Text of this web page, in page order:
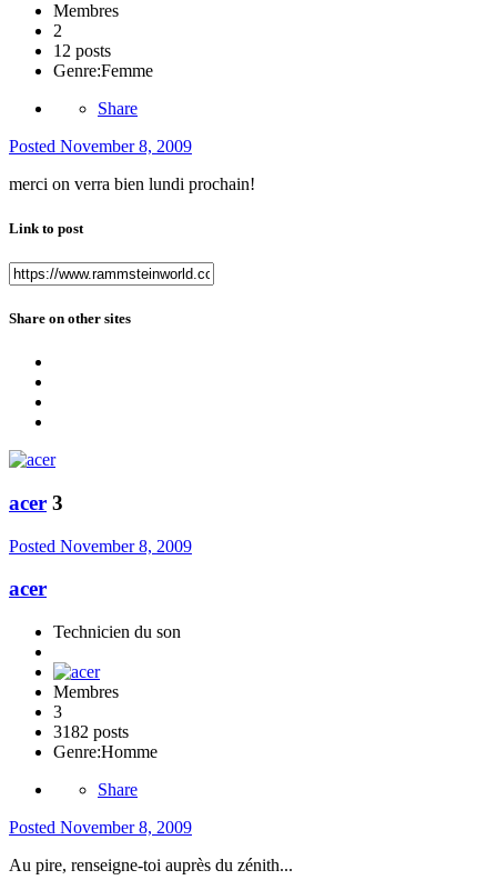
Membres
2
12 posts
Genre:Femme
Share
Posted November 8, 2009
merci on verra bien lundi prochain!
Link to post
Share on other sites
acer 3
Posted November 8, 2009
acer
Technicien du son
Membres
3
3182 posts
Genre:Homme
Share
Posted November 8, 2009
Au pire, renseigne-toi auprès du zénith...